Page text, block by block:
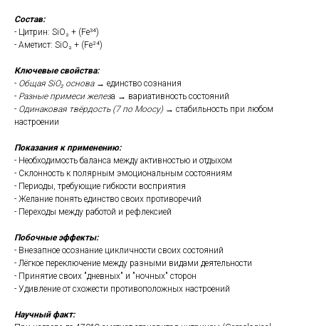
Состав:
- Цитрин: SiO₂ + (Fe³⁴)
- Аметист: SiO₂ + (Fe²⁴)
Ключевые свойства:
- Общая SiO₂ основа→ единство сознания
- Разные примеси железа → вариативность состояний
- Одинаковая твёрдость (7 по Моосу)→ стабильность при любом
настроении
Показания к применению:
- Необходимость баланса между активностью и отдыхом
- Склонность к полярным эмоциональным состояниям
- Периоды, требующие гибкости восприятия
- Желание понять единство своих противоречий
- Переходы между работой и рефлексией
Побочные эффекты:
- Внезапное осознание цикличности своих состояний
- Лёгкое переключение между разными видами деятельности
- Принятие своих "дневных" и "ночных" сторон
- Удивление от схожести противоположных настроений
Научный факт: